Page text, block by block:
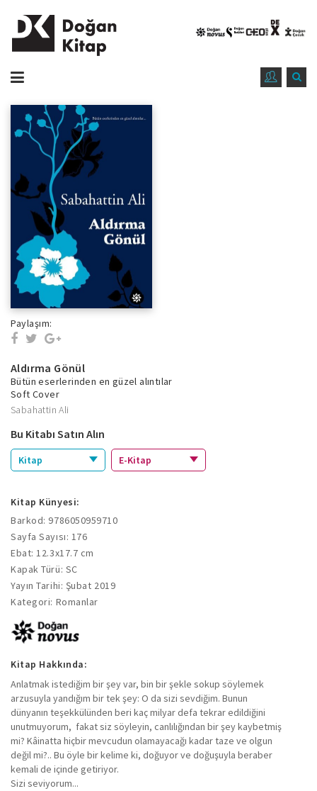
Paylaşım:
Aldırma Gönül
Bütün eserlerinden en güzel alıntılar
Soft Cover
Sabahattin Ali
Bu Kitabı Satın Alın
Kitap E-Kitap
Kitap Künyesi:
Barkod: 9786050959710
Sayfa Sayısı: 176
Ebat: 12.3x17.7 cm
Kapak Türü: SC
Yayın Tarihi: Şubat 2019
Kategori: Romanlar
Kitap Hakkında:
Anlatmak istediğim bir şey var, bin bir şekle sokup söylemek
arzusuyla yandığım bir tek şey: O da sizi sevdiğim. Bunun
dünyanın teşekkülünden beri kaç milyar defa tekrar edildiğini
unutmuyorum, fakat siz söyleyin, canlılığından bir şey kaybetmiş
mi? Kâinatta hiçbir mevcudun olamayacağı kadar taze ve olgun
değil mi?.. Bu öyle bir kelime ki, doğuyor ve doğuşuyla beraber
kemali de içinde getiriyor.
Sizi seviyorum...